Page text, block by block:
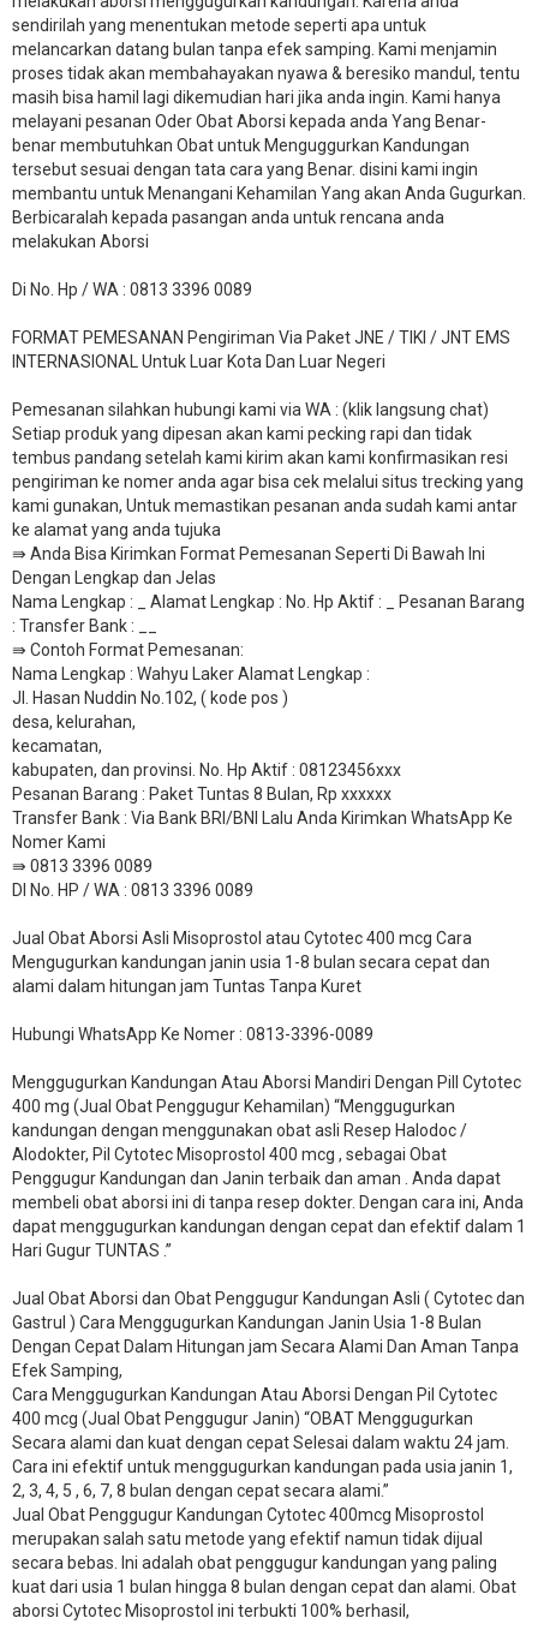
sendirilah yang menentukan metode seperti apa untuk
melancarkan datang bulan tanpa efek samping. Kami menjamin
proses tidak akan membahayakan nyawa & beresiko mandul, tentu
masih bisa hamil lagi dikemudian hari jika anda ingin. Kami hanya
melayani pesanan Oder Obat Aborsi kepada anda Yang Benar-
benar membutuhkan Obat untuk Menguggurkan Kandungan
tersebut sesuai dengan tata cara yang Benar. disini kami ingin
membantu untuk Menangani Kehamilan Yang akan Anda Gugurkan.
Berbicaralah kepada pasangan anda untuk rencana anda
melakukan Aborsi
Di No. Hp / WA : 0813 3396 0089
FORMAT PEMESANAN Pengiriman Via Paket JNE / TIKI / JNT EMS
INTERNASIONAL Untuk Luar Kota Dan Luar Negeri
Pemesanan silahkan hubungi kami via WA : (klik langsung chat)
Setiap produk yang dipesan akan kami pecking rapi dan tidak
tembus pandang setelah kami kirim akan kami konfirmasikan resi
pengiriman ke nomer anda agar bisa cek melalui situs trecking yang
kami gunakan, Untuk memastikan pesanan anda sudah kami antar
ke alamat yang anda tujuka
⇛ Anda Bisa Kirimkan Format Pemesanan Seperti Di Bawah Ini
Dengan Lengkap dan Jelas
Nama Lengkap : _ Alamat Lengkap : No. Hp Aktif : _ Pesanan Barang
: Transfer Bank : __
​⇛ Contoh Format Pemesanan:
Nama Lengkap : Wahyu Laker Alamat Lengkap :
Jl. Hasan Nuddin No.102, ( kode pos )
desa, kelurahan,
kecamatan,
kabupaten, dan provinsi. No. Hp Aktif : 08123456xxx
Pesanan Barang : Paket Tuntas 8 Bulan, Rp xxxxxx
​Transfer Bank : Via Bank BRI/BNI Lalu Anda Kirimkan WhatsApp Ke
Nomer Kami
⇛ 0813 3396 0089
DI No. HP / WA : 0813 3396 0089
Jual Obat Aborsi Asli Misoprostol atau Cytotec 400 mcg Cara
Mengugurkan kandungan janin usia 1-8 bulan secara cepat dan
alami dalam hitungan jam Tuntas Tanpa Kuret
Hubungi WhatsApp Ke Nomer : 0813-3396-0089​
Menggugurkan Kandungan Atau Aborsi Mandiri Dengan Pill Cytotec
400 mg (Jual Obat Penggugur Kehamilan) “Menggugurkan
kandungan dengan menggunakan obat asli Resep Halodoc /
Alodokter, Pil Cytotec Misoprostol 400 mcg , sebagai Obat
Penggugur Kandungan dan Janin terbaik dan aman . Anda dapat
membeli obat aborsi ini di tanpa resep dokter. Dengan cara ini, Anda
dapat menggugurkan kandungan dengan cepat dan efektif dalam 1
Hari Gugur TUNTAS .”
Jual Obat Aborsi dan Obat Penggugur Kandungan Asli ( Cytotec dan
Gastrul ) Cara Menggugurkan Kandungan Janin Usia 1-8 Bulan
Dengan Cepat Dalam Hitungan jam Secara Alami Dan Aman Tanpa
Efek Samping,
Cara Menggugurkan Kandungan Atau Aborsi Dengan Pil Cytotec
400 mcg (Jual Obat Penggugur Janin) “OBAT Menggugurkan
Secara alami dan kuat dengan cepat Selesai dalam waktu 24 jam.
Cara ini efektif untuk menggugurkan kandungan pada usia janin 1,
2, 3, 4, 5 , 6, 7, 8 bulan dengan cepat secara alami.”
Jual Obat Penggugur Kandungan Cytotec 400mcg Misoprostol
merupakan salah satu metode yang efektif namun tidak dijual
secara bebas. Ini adalah obat penggugur kandungan yang paling
kuat dari usia 1 bulan hingga 8 bulan dengan cepat dan alami. Obat
aborsi Cytotec Misoprostol ini terbukti 100% berhasil,